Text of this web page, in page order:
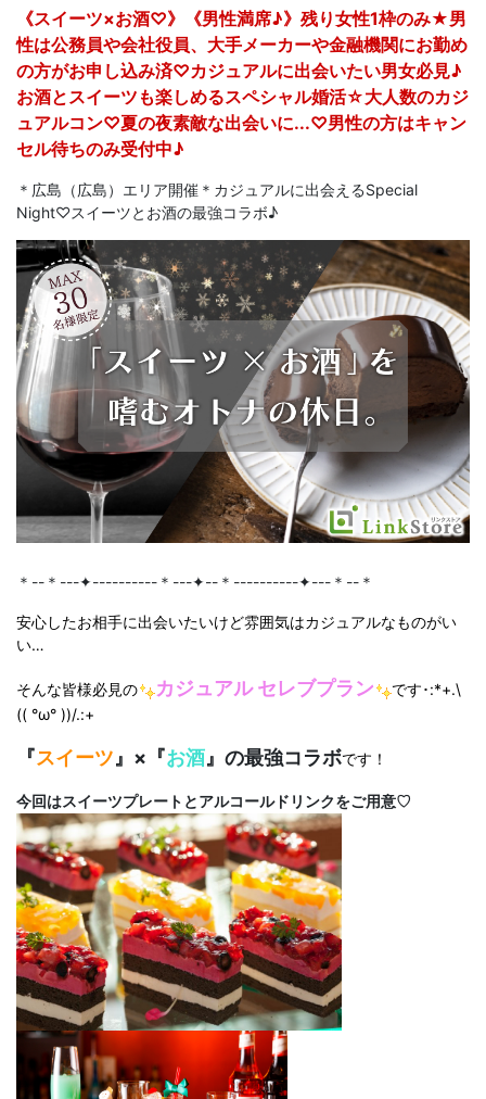
《スイーツ×お酒♡》《男性満席♪》残り女性1枠のみ★男
性は公務員や会社役員、大手メーカーや金融機関にお勤め
の方がお申し込み済♡カジュアルに出会いたい男女必見♪
お酒とスイーツも楽しめるスペシャル婚活☆大人数のカジ
ュアルコン♡夏の夜素敵な出会いに...♡男性の方はキャン
セル待ちのみ受付中♪
＊広島（広島）エリア開催＊カジュアルに出会えるSpecial
Night♡スイーツとお酒の最強コラボ♪
＊--＊---✦----------＊---✦--＊----------✦---＊--＊
安心したお相手に出会いたいけど雰囲気はカジュアルなものがい
い…
そんな皆様必見の カジュアル セレブプラン
です･:*+.\
(( °ω° ))/.:+
『スイーツ 』×『お酒』の最強コラボです！
今回はスイーツプレートとアルコールドリンクをご用意♡